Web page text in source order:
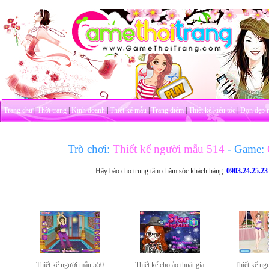
Trang chủ|Thời trang|Kinh doanh|Thiết kế mẫu|Trang điểm|Thiết kế kiểu tóc|Dọn dẹp
Trò chơi: Thiết kế người mẫu 514- Game:
Hãy báo cho trung tâm chăm sóc khách hàng:0903.24.25.23
Thiết kế người mẫu 550 Thiết kế cho ảo thuật gia Thiết kế